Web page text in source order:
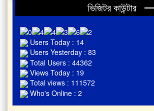
ভিজিটর কাউন্টার
Users Today : 14
Users Yesterday : 83
Total Users : 44362
Views Today : 19
Total views : 111572
Who's Online : 2